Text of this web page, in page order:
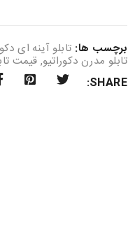
برچسب ها: تابلو آینه ای
تابلو مدرن دکوراتیو,قیمت
SHARE: